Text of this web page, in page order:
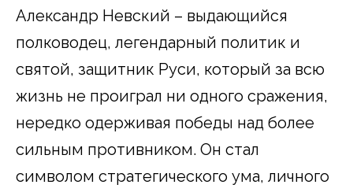
Александр Невский – выдающийся
полководец, легендарный политик и
святой, защитник Руси, который за всю
жизнь не проиграл ни одного сражения,
нередко одерживая победы над более
сильным противником. Он стал
символом стратегического ума, личного